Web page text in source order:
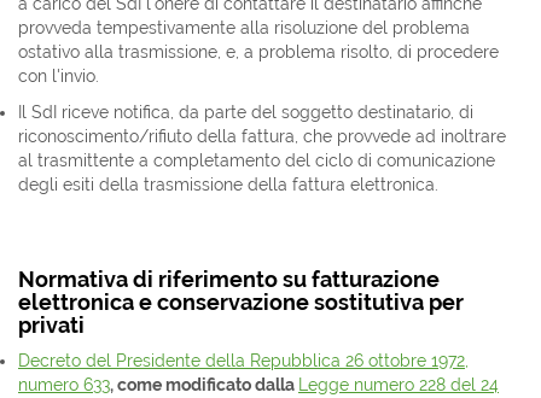
provveda tempestivamente alla risoluzione del problema
ostativo alla trasmissione, e, a problema risolto, di procedere
con l'invio.
Il SdI riceve notifica, da parte del soggetto destinatario, di
riconoscimento/rifiuto della fattura, che provvede ad inoltrare
al trasmittente a completamento del ciclo di comunicazione
degli esiti della trasmissione della fattura elettronica.
Normativa di riferimento su fatturazione
elettronica e conservazione sostitutiva per
privati
Decreto del Presidente della Repubblica 26 ottobre 1972,
numero 633, come modificato dalla
Legge numero 228 del 24